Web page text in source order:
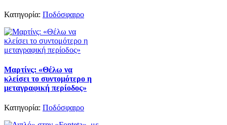
Κατηγορία: Ποδόσφαιρο
Μαρτίνς: «Θέλω να
κλείσει το συντομότερο η
μεταγραφική περίοδος»
Κατηγορία: Ποδόσφαιρο